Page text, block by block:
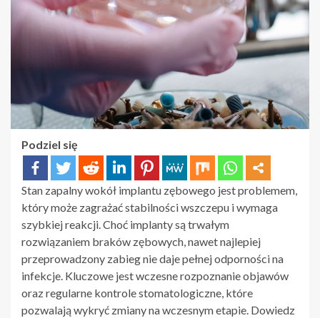
Podziel się
Stan zapalny wokół implantu zębowego jest problemem,
który może zagrażać stabilności wszczepu i wymaga
szybkiej reakcji. Choć implanty są trwałym
rozwiązaniem braków zębowych, nawet najlepiej
przeprowadzony zabieg nie daje pełnej odporności na
infekcje. Kluczowe jest wczesne rozpoznanie objawów
oraz regularne kontrole stomatologiczne, które
pozwalają wykryć zmiany na wczesnym etapie. Dowiedz